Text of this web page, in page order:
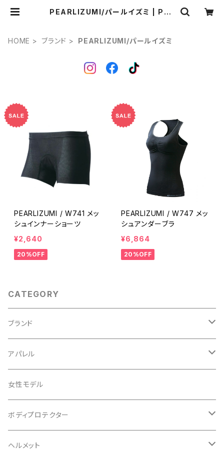
PEARLIZUMI/パールイズミ | Pon
HOME ブランド PEARLIZUMI/パールイズミ
PEARLIZUMI / W741 メッ
シュインナーショーツ
¥2,640
20%OFF
PEARLIZUMI / W747 メッ
シュアンダーブラ
¥6,864
20%OFF
CATEGORY
ブランド
ABUS/アブス
ADEPT/アデプト
AENOMALY/アエノマリー
ALL MOUNTAIN STYLE
アパレル
Tシャツ
ジャージ
ロングスリーブ
ジャケット
女性モデル
ボディプロテクター
エルボー/肘
ヘルメット